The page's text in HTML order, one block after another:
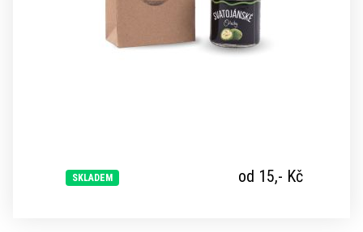
SKLADEM od 15,- Kč